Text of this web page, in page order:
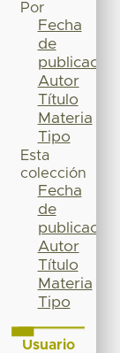
Por
Fecha
de
publicación
Autor
Título
Materia
Tipo
Esta
colección
Fecha
de
publicación
Autor
Título
Materia
Tipo
Usuario